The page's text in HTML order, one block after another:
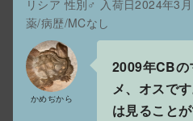
リシア 性別♂ 入荷日2024年3
薬/病歴/MCなし
かめぢから
2009年CBの
メ、オスで
は見ること